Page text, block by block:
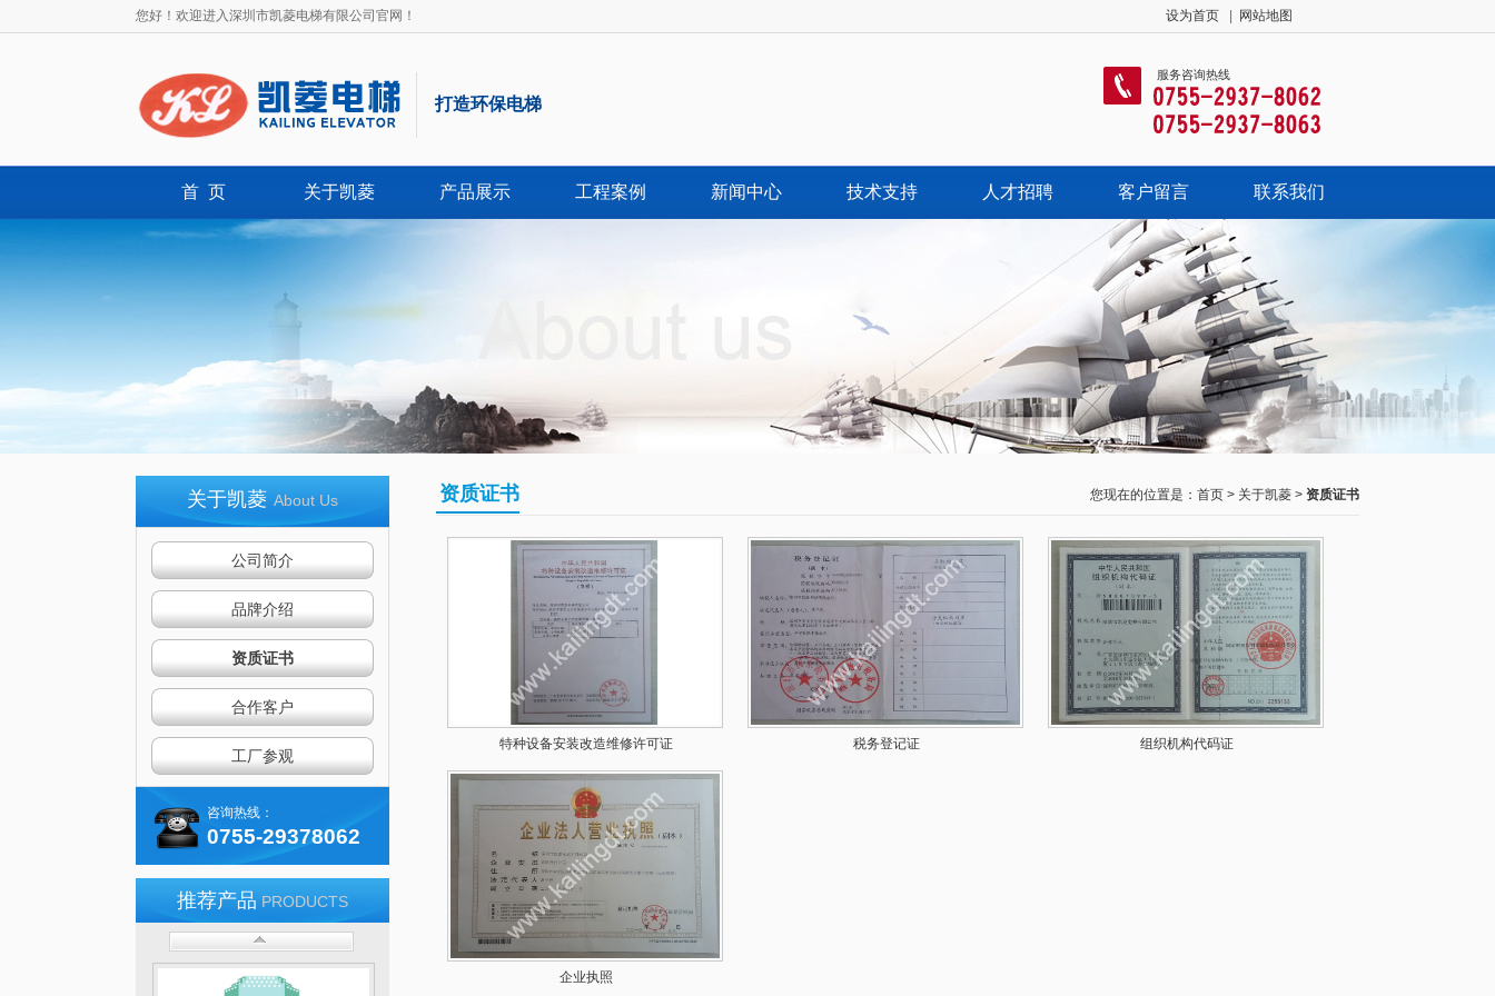
您好！欢迎进入深圳市凯菱电梯有限公司官网！ 设为首页 网站地图
打造环保电梯
服务咨询热线
首 页 关于凯菱 产品展示 工程案例 新闻中心 技术支持 人才招聘 客户留言 联系我们
关于凯菱 About Us
公司简介
品牌介绍
资质证书
合作客户
工厂参观
咨询热线：
0755-29378062
推荐产品 PRODUCTS
住宅电梯
观光电梯
载货扶梯
自动扶梯
自动人行道
您现在的位置是： 首页 > 关于凯菱 > 资质证书
资质证书
特种设备安装改造维修许可证 税务登记证 组织机构代码证
企业执照